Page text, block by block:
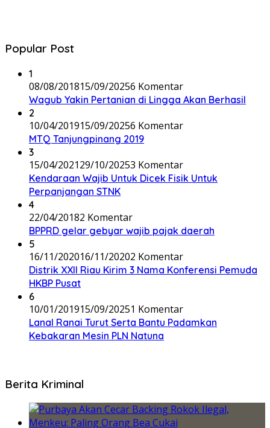
Popular Post
1
08/08/201815/09/20256 Komentar
Wagub Yakin Pertanian di Lingga Akan Berhasil
2
10/04/201915/09/20256 Komentar
MTQ Tanjungpinang 2019
3
15/04/202129/10/20253 Komentar
Kendaraan Wajib Untuk Dicek Fisik Untuk
Perpanjangan STNK
4
22/04/20182 Komentar
BPPRD gelar gebyar wajib pajak daerah
5
16/11/202016/11/20202 Komentar
Distrik XXII Riau Kirim 3 Nama Konferensi Pemuda
HKBP Pusat
6
10/01/201915/09/20251 Komentar
Lanal Ranai Turut Serta Bantu Padamkan
Kebakaran Mesin PLN Natuna
Berita Kriminal